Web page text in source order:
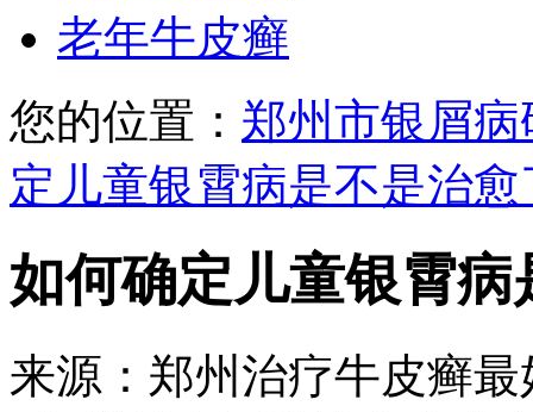
老年牛皮癣
您的位置： 郑州市银屑病
定儿童银霄病是不是治愈
如何确定儿童银霄病
来源：郑州治疗牛皮癣